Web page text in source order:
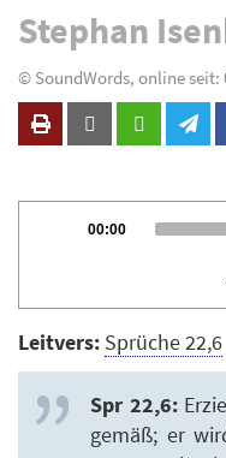
Stephan
© SoundWords, online seit:
Current
00:00
Leitvers: Sprüche 22,6
Spr 22,6:
gemäß; er